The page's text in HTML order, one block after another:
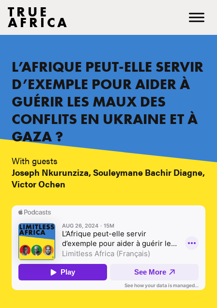
TRUE
AFRICA
L’AFRIQUE PEUT-ELLE SERVIR
D’EXEMPLE POUR AIDER À
GUÉRIR LES MAUX DES
CONFLITS EN UKRAINE ET À
GAZA ?
With guests
Joseph Nkurunziza, Souleymane Bachir Diagne,
Victor Ochen